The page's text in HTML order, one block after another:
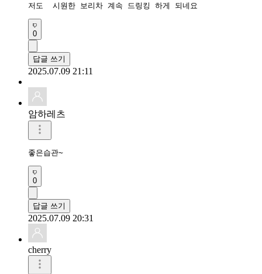
저도  시원한 보리차 계속 드링킹 하게 되네요
0
답글 쓰기
2025.07.09 21:11
암하레츠
좋은습관~
0
답글 쓰기
2025.07.09 20:31
cherry